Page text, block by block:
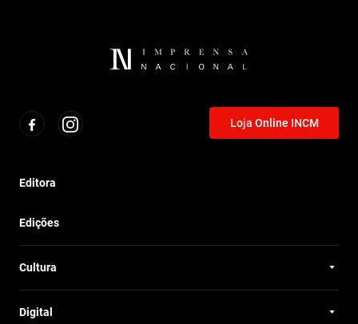
Loja Online INCM
Editora
Edições
Cultura
Digital